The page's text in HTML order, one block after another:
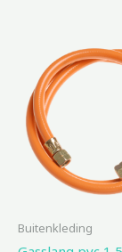
Buitenkleding